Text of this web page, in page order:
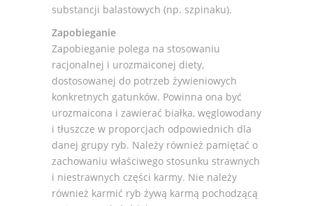
substancji balastowych (np. szpinaku).
Zapobieganie
Zapobieganie polega na stosowaniu
racjonalnej i urozmaiconej diety,
dostosowanej do potrzeb żywieniowych
konkretnych gatunków. Powinna ona być
urozmaicona i zawierać białka, węglowodany
i tłuszcze w proporcjach odpowiednich dla
danej grupy ryb. Należy również pamiętać o
zachowaniu właściwego stosunku strawnych
i niestrawnych części karmy. Nie należy
również karmić ryb żywą karmą pochodzącą